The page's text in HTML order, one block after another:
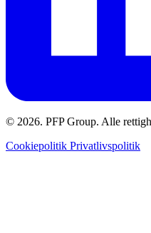
© 2026. PFP Group. Alle
Cookiepolitik Privatlivspolitik